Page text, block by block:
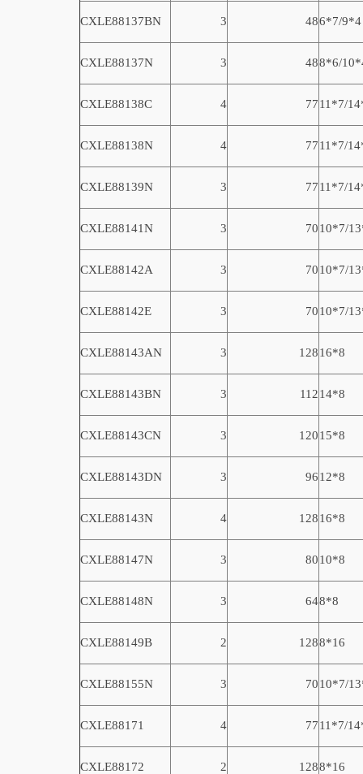
CXLE88137BN 3 486*7/9*4
CXLE88137N 3 488*6/
CXLE88138C 4 7711*7/
CXLE88138N 4 7711*7/
CXLE88139N 3 7711*7/
CXLE88141N 3 7010*7/
CXLE88142A 3 7010*7/
CXLE88142E 3 7010*7/
CXLE88143AN 3 12816*8
CXLE88143BN 3 11214*8
CXLE88143CN 3 12015*8
CXLE88143DN 3 9612*8
CXLE88143N 4 12816*8
CXLE88147N 3 8010*8
CXLE88148N 3 648*8
CXLE88149B 2 1288*16
CXLE88155N 3 7010*7/
CXLE88171 4 7711*7/
CXLE88172 2 1288*16